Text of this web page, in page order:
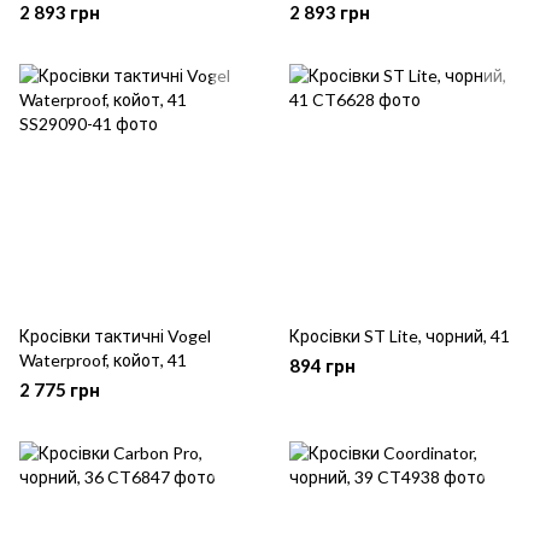
2 893 грн 2 893 грн
Кросівки тактичні Vogel
Waterproof, койот, 41
2 775 грн
Кросівки ST Lite, чорний, 41
894 грн